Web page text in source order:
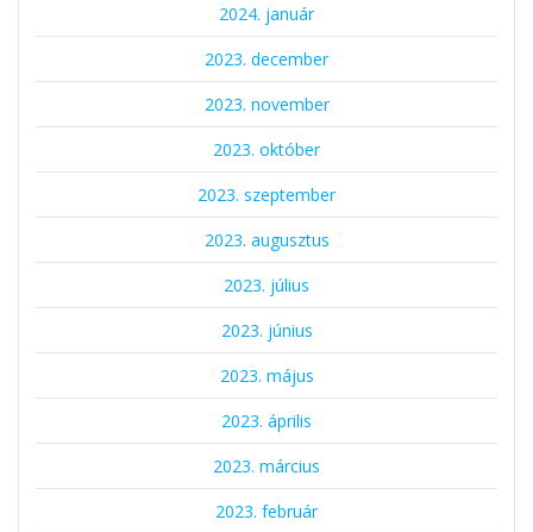
2024. január
2023. december
2023. november
2023. október
2023. szeptember
2023. augusztus
2023. július
2023. június
2023. május
2023. április
2023. március
2023. február